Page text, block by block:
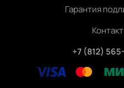
Гарантия
+7 (812)